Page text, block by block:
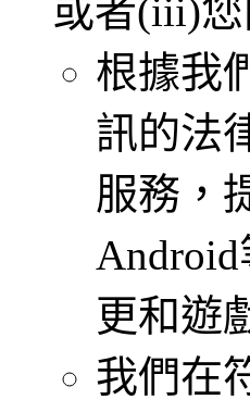
或者(iii)
根據我
訊的法
服務，
更和遊
我們在